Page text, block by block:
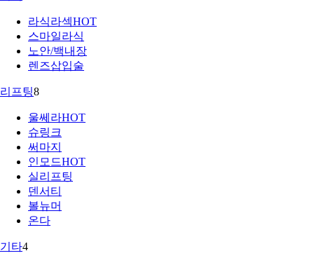
라식라섹HOT
스마일라식
노안/백내장
렌즈삽입술
리프팅8
울쎄라HOT
슈링크
써마지
인모드HOT
실리프팅
덴서티
볼뉴머
온다
기타4